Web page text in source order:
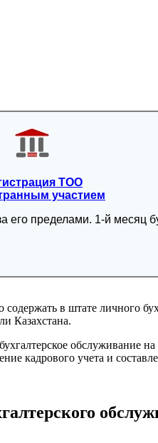
ТОО
участием
его пределами. 1-й
в штате личного
Казахстана.
обслуживание
кадрового учета и